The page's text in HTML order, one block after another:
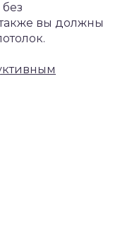
вы должны